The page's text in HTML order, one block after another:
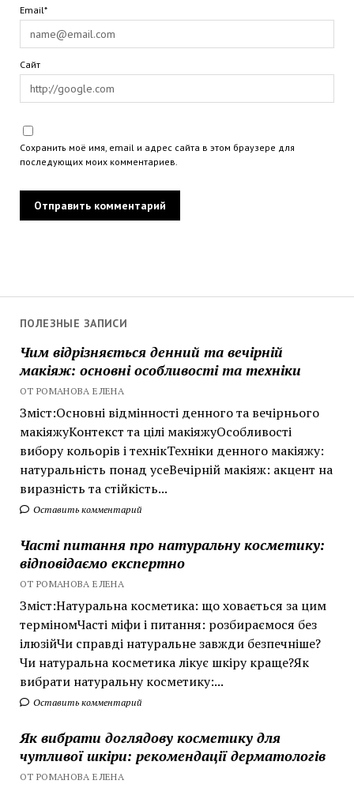
ПОЛЕЗНЫЕ ЗАПИСИ
Чим відрізняється денний та вечірній
макіяж: основні особливості та техніки
ОТ РОМАНОВА ЕЛЕНА
Зміст:Основні відмінності денного та вечірнього
макіяжуКонтекст та цілі макіяжуОсобливості
вибору кольорів і технікТехніки денного макіяжу:
натуральність понад усеВечірній макіяж: акцент на
виразність та стійкість...
Оставить комментарий
Часті питання про натуральну косметику:
відповідаємо експертно
ОТ РОМАНОВА ЕЛЕНА
Зміст:Натуральна косметика: що ховається за цим
терміномЧасті міфи і питання: розбираємося без
ілюзійЧи справді натуральне завжди безпечніше?
Чи натуральна косметика лікує шкіру краще?Як
вибрати натуральну косметику:...
Оставить комментарий
Як вибрати доглядову косметику для
чутливої шкіри: рекомендації дерматологів
ОТ РОМАНОВА ЕЛЕНА
Email*
Сайт
Сохранить моё имя, email и адрес сайта в этом браузере для
последующих моих комментариев.